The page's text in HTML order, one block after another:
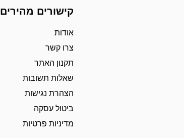
קישורים מהירים
אודות
צרו קשר
תקנון האתר
שאלות תשובות
הצהרת נגישות
ביטול עסקה
מדיניות פרטיות